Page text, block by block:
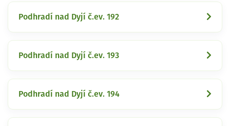
Podhradí nad Dyjí č.ev. 192
Podhradí nad Dyjí č.ev. 193
Podhradí nad Dyjí č.ev. 194